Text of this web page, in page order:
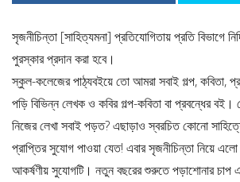
সৃজনীচিন্তা [সাহিত্যমনা] প্রতিযোগিতায় প্রতি বিভাগে
পুরস্কার প্রদান করা হবে।
স্কুল-কলেজের পাঠ্যবইয়ে তো আমরা সবাই গল্প, কবিতা,
পড়ি বিভিন্ন লেখক ও কবির গল্প-কবিতা বা প্রবন্ধের
নিজের লেখা সবাই পড়ত? এছাড়াও স্বরচিত কোনো
প্রাপ্তির সুযোগ পাওয়া যেত! এবার সৃজনীচিন্তা নিয়ে
আকর্ষণীয় সুযোগটি। নতুন বছরের শুরুতে পড়াশোনার চাপ